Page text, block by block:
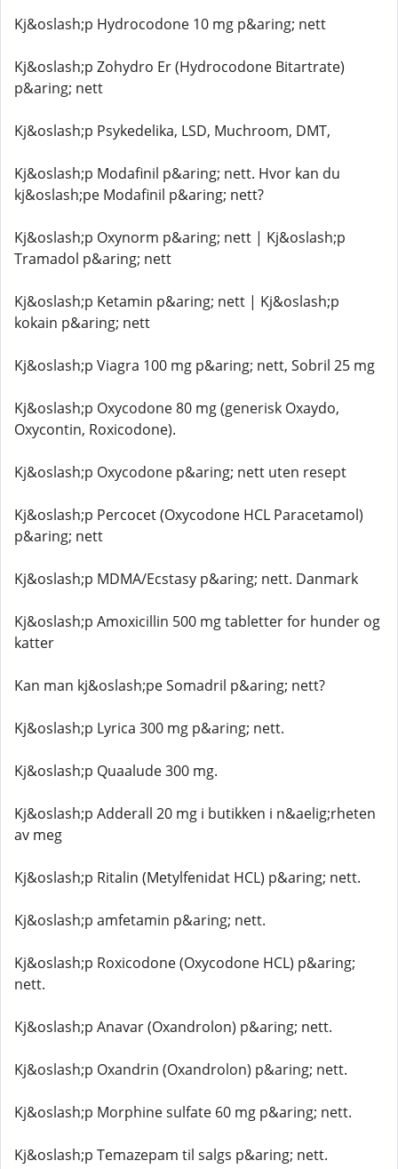
Kj&oslash;p Hydrocodone 10 mg p&aring; nett
Kj&oslash;p Zohydro Er (Hydrocodone Bitartrate)
p&aring; nett
Kj&oslash;p Psykedelika, LSD, Muchroom, DMT,
Kj&oslash;p Modafinil p&aring; nett. Hvor kan du
kj&oslash;pe Modafinil p&aring; nett?
Kj&oslash;p Oxynorm p&aring; nett | Kj&oslash;p
Tramadol p&aring; nett
Kj&oslash;p Ketamin p&aring; nett | Kj&oslash;p
kokain p&aring; nett
Kj&oslash;p Viagra 100 mg p&aring; nett, Sobril 25 mg
Kj&oslash;p Oxycodone 80 mg (generisk Oxaydo,
Oxycontin, Roxicodone).
Kj&oslash;p Oxycodone p&aring; nett uten resept
Kj&oslash;p Percocet (Oxycodone HCL Paracetamol)
p&aring; nett
Kj&oslash;p MDMA/Ecstasy p&aring; nett. Danmark
Kj&oslash;p Amoxicillin 500 mg tabletter for hunder og
katter
Kan man kj&oslash;pe Somadril p&aring; nett?
Kj&oslash;p Lyrica 300 mg p&aring; nett.
Kj&oslash;p Quaalude 300 mg.
Kj&oslash;p Adderall 20 mg i butikken i n&aelig;rheten
av meg
Kj&oslash;p Ritalin (Metylfenidat HCL) p&aring; nett.
Kj&oslash;p amfetamin p&aring; nett.
Kj&oslash;p Roxicodone (Oxycodone HCL) p&aring;
nett.
Kj&oslash;p Anavar (Oxandrolon) p&aring; nett.
Kj&oslash;p Oxandrin (Oxandrolon) p&aring; nett.
Kj&oslash;p Morphine sulfate 60 mg p&aring; nett.
Kj&oslash;p Temazepam til salgs p&aring; nett.